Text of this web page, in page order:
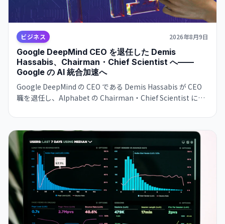
ビジネス 2026年8月9日
Google DeepMind CEO を退任した Demis
Hassabis、Chairman・Chief Scientist へ——
Google の AI 統合加速へ
Google DeepMind の CEO である Demis Hassabis が CEO
職を退任し、Alphabet の Chairman・Chief Scientist に転
Google の AI 戦略が実務と長期展望で分離される大きな人事
変更です。